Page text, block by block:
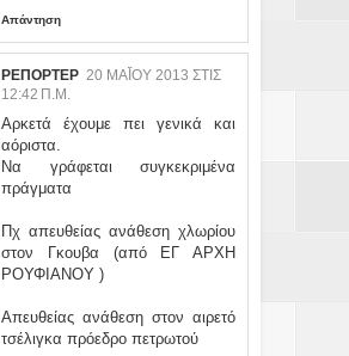
Απάντηση
ΡΕΠΟΡΤΕΡ 20 ΜΑΪ́ΟΥ 2013 ΣΤΙΣ 12
:42 Π.Μ.
Αρκετά έχουμε πει γενικά και
αόριστα.
Να γράφεται συγκεκριμένα
πράγματα
Πχ απευθείας ανάθεση χλωρίου
στον Γκουβα (από ΕΓ ΑΡΧΗ
ΡΟΥΦΙΑΝΟΥ )
Απευθείας ανάθεση στον αιρετό
τσέλιγκα πρόεδρο πετρωτού